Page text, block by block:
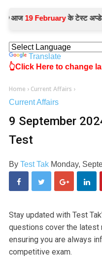
19 Februaryके टेस्ट अप्डेट्स
Translate
👆Click Here to change
Home › Current Affairs ›
Current Affairs
9 September
Test
By Test Tak Monday,
Stay updated with Test
questions cover the latest
ensuring you are always
competitive exam.